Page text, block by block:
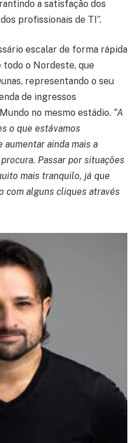
a satisfação dos
profissionais de TI”.
escalar de forma rápida
o Nordeste, que
representando o seu
de ingressos
no mesmo estádio. “A
o que estávamos
aumentar ainda mais a
Passar por situações
mais tranquilo, já que
com alguns cliques através